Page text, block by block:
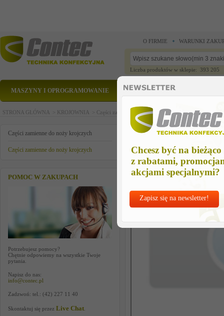
Chcesz być na bieżąco
z rabatami,
akcjami specjalnymi?
Zapisz się na newsletter!
O FIRMIE WARUNKI
Liczba produktów w sklepie: 393 205
MASZYNY I OPROGRAMOWANIE CZĘŚCI ZAMIENNE
STRONA GŁÓWNA > KROJOWNIA > Części zamienne do noży krojczych >Części
Części zamienne do noży krojczych
Części zamienne do noży krojczych
POMOC W ZAKUPACH
Potrzebujesz pomocy?
Chętnie odpowiemy na wszystkie Twoje
pytania.
Napisz do nas:
info@contec.pl
Zadzwoń: tel.: (42) 227 11 40
Skontaktuj się przez Live Chat
czesc zamienna